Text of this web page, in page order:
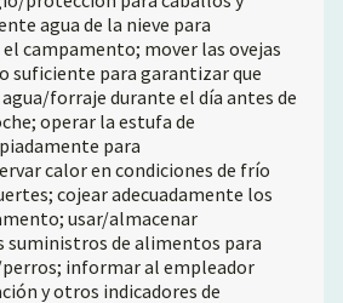
agua de la nieve para
campamento; mover las ovejas
suficiente para garantizar que
forraje durante el día antes de
operar la estufa de
para
calor en condiciones de frío
cojear adecuadamente los
usar/almacenar
suministros de alimentos para
informar al empleador
y otros indicadores de